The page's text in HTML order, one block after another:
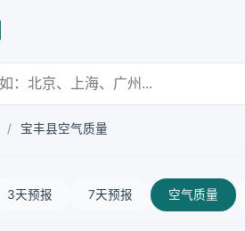
/ 宝丰县空气质量
3天预报 7天预报 空气质量